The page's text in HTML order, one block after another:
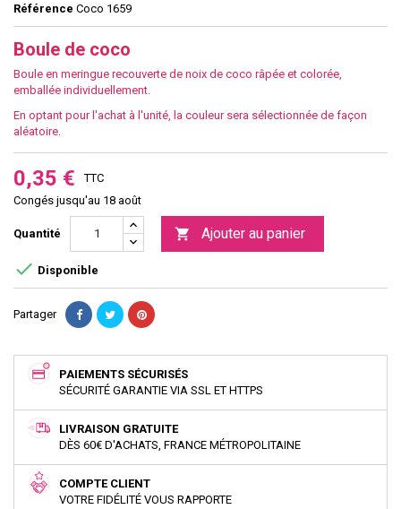
Référence Coco 1659
Boule de coco
Boule en meringue recouverte de noix de coco râpée et colorée,
emballée individuellement.
En optant pour l'achat à l'unité, la couleur sera sélectionnée de façon
aléatoire.
0,35 €
TTC
Congés jusqu'au 18 août
Quantité  Ajouter au panier
 Disponible
Partager
PAIEMENTS SÉCURISÉS
SÉCURITÉ GARANTIE VIA SSL ET HTTPS
LIVRAISON GRATUITE
DÈS 60€ D'ACHATS, FRANCE MÉTROPOLITAINE
COMPTE CLIENT
VOTRE FIDÉLITÉ VOUS RAPPORTE